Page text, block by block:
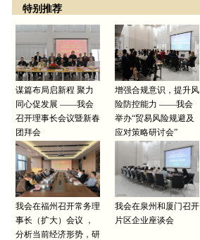
特别推荐
谋篇布局启新程 聚力
同心促发展 ——我会
召开理事长会议暨新春
团拜会
增强合规意识，提升风
险防控能力 ——我会
举办“贸易风险规避及
应对策略研讨会”
我会在福州召开常务理
事长（扩大）会议 ，
分析当前经济形势，研
我会在泉州和厦门召开
片区企业座谈会